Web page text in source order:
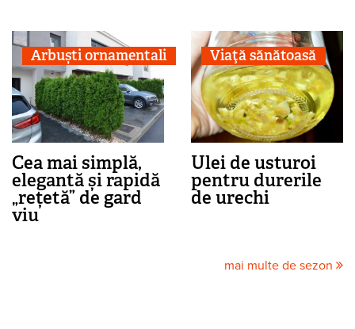
Arbuști ornamentali
Cea mai simplă,
elegantă și rapidă
„rețetă” de gard
viu
Viaţă sănătoasă
Ulei de usturoi
pentru durerile
de urechi
mai multe de sezon